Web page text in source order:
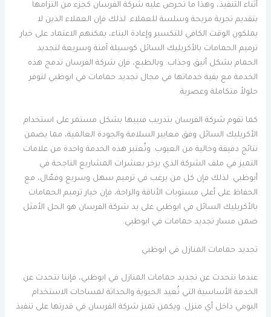
أثناء التنفيذ، وهذا ما تحرص عليه شركة الفرسان كجزء من التزامها
بتقديم تجربة مريحة وسلسة للعملاء. لذلك فإن العملاء الذين لا
يملكون الوقت الكافي للتكسير وإعادة البناء، يمكنهم الاعتماد على خيار
ترميم الحمامات بالأكريليك السائل كوسيلة آمنة وسريعة لتجديد
الحمام بشكل أنيق وجذاب. وبالطبع، فإن شركة الفرسان تدمج هذه
الخدمة مع بقية خدماتها في مجال تجديد حمامات في ابوظبي لتوفر
حلولاً متكاملة وعصرية.
كما تقوم شركة الفرسان بتدريب فنييها بشكل مستمر على استخدام
الأكريليك السائل وفق معايير السلامة والجودة العالمية، مما يضمن
نتائج دقيقة وخالية من العيوب. وتُعتبر هذه الخدمة واحدة من علامات
التميز في ملف الشركة الذي يزخر بعشرات المشاريع الناجحة في
أبوظبي. لذلك فإن كل من يرغب في ترميم سهل وسريع وفعّال، مع
الحفاظ على أعلى مستويات الأناقة والراحة، فإن خيار ترميم الحمامات
بالأكريليك السائل في ابوظبي على يد شركة الفرسان هو الحل الأمثل
ضمن مسار تجديد حمامات في ابوظبي.
تجديد حمامات المنازل في ابوظبي
عندما نتحدث عن تجديد حمامات المنازل في ابوظبي، فإننا نتحدث عن
الخدمة الأساسية التي تُعيد الحيوية والحداثة لمساحات الاستخدام
اليومي داخل أي منزل. ويكمن تميز شركة الفرسان في قدرتها على تنفيذ